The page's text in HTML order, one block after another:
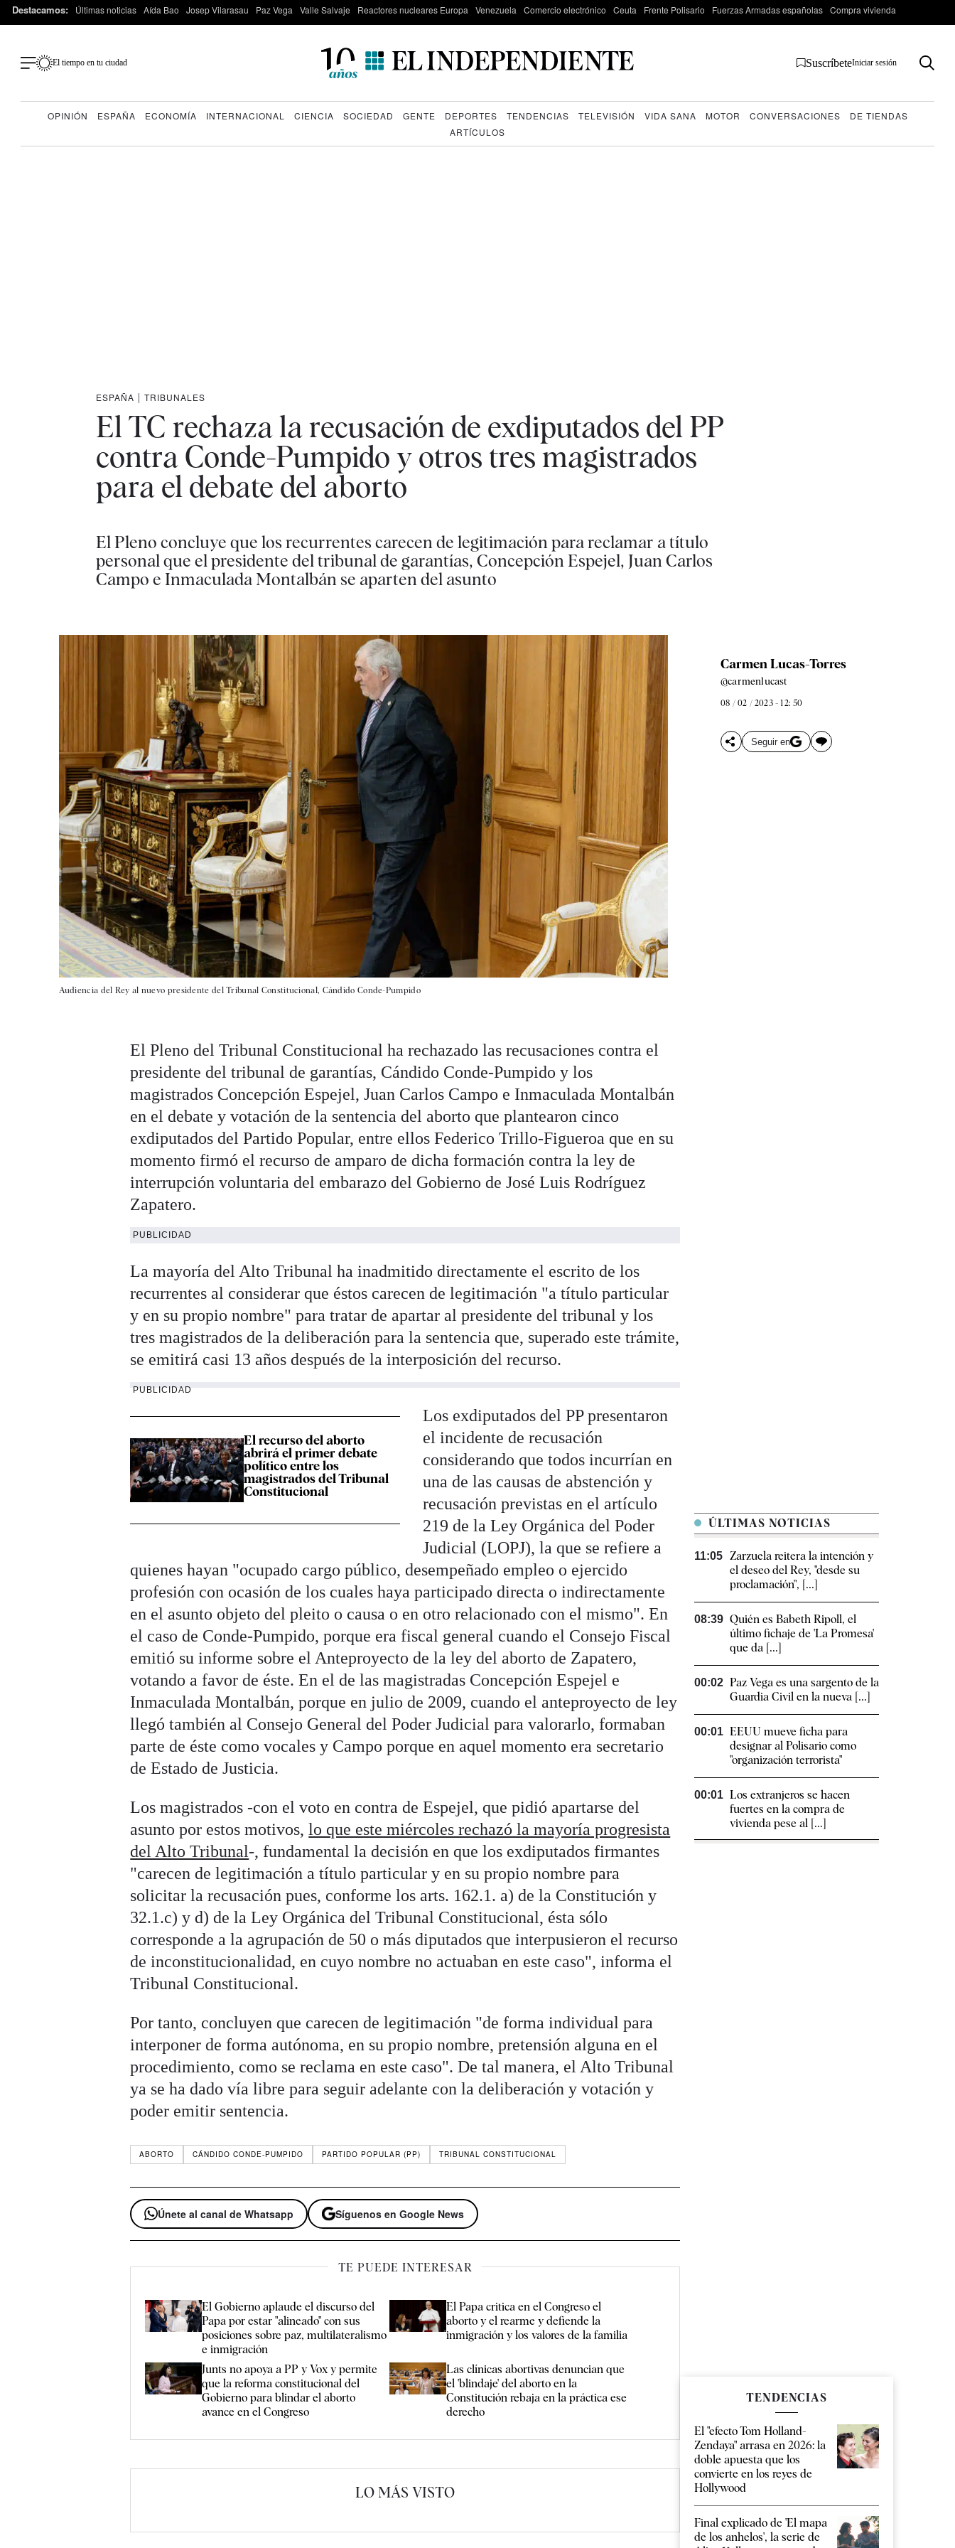
Destacamos: Últimas noticias Aída Bao Josep Vilarasau Paz Vega Valle Salvaje Reactores nucleares Europa Venezuela Comercio electrónico Ceuta Frente Polisario Fuerzas Armadas españolas Compra vivienda
El tiempo en tu ciudad SuscríbeteIniciar sesión
OPINIÓN ESPAÑA ECONOMÍA INTERNACIONAL CIENCIA SOCIEDAD GENTE DEPORTES TENDENCIAS TELEVISIÓN VIDA SANA MOTOR CONVERSACIONES
DE TIENDAS
ARTÍCULOS
ESPAÑA | TRIBUNALES
El TC rechaza la recusación de exdiputados del PP
contra Conde-Pumpido y otros tres magistrados
para el debate del aborto
El Pleno concluye que los recurrentes carecen de legitimación para reclamar a título
personal que el presidente del tribunal de garantías, Concepción Espejel, Juan Carlos
Campo e Inmaculada Montalbán se aparten del asunto
Audiencia del Rey al nuevo presidente del Tribunal Constitucional, Cándido Conde-Pumpido
Carmen Lucas-Torres
@carmenlucast
08 / 02 / 2023 - 12: 50
Seguir en
El Pleno del Tribunal Constitucional ha rechazado las recusaciones contra el
presidente del tribunal de garantías, Cándido Conde-Pumpido y los
magistrados Concepción Espejel, Juan Carlos Campo e Inmaculada Montalbán
en el debate y votación de la sentencia del aborto que plantearon cinco
exdiputados del Partido Popular, entre ellos Federico Trillo-Figueroa que en su
momento firmó el recurso de amparo de dicha formación contra la ley de
interrupción voluntaria del embarazo del Gobierno de José Luis Rodríguez
Zapatero.
PUBLICIDAD
La mayoría del Alto Tribunal ha inadmitido directamente el escrito de los
recurrentes al considerar que éstos carecen de legitimación "a título particular
y en su propio nombre" para tratar de apartar al presidente del tribunal y los
tres magistrados de la deliberación para la sentencia que, superado este trámite,
se emitirá casi 13 años después de la interposición del recurso.
PUBLICIDAD
El recurso del aborto
abrirá el primer debate
político entre los
magistrados del Tribunal
Constitucional
Los exdiputados del PP presentaron
el incidente de recusación
considerando que todos incurrían en
una de las causas de abstención y
recusación previstas en el artículo
219 de la Ley Orgánica del Poder
Judicial (LOPJ), la que se refiere a
quienes hayan "ocupado cargo público, desempeñado empleo o ejercido
profesión con ocasión de los cuales haya participado directa o indirectamente
en el asunto objeto del pleito o causa o en otro relacionado con el mismo". En
el caso de Conde-Pumpido, porque era fiscal general cuando el Consejo Fiscal
emitió su informe sobre el Anteproyecto de la ley del aborto de Zapatero,
votando a favor de éste. En el de las magistradas Concepción Espejel e
Inmaculada Montalbán, porque en julio de 2009, cuando el anteproyecto de ley
llegó también al Consejo General del Poder Judicial para valorarlo, formaban
parte de éste como vocales y Campo porque en aquel momento era secretario
de Estado de Justicia.
Los magistrados -con el voto en contra de Espejel, que pidió apartarse del
asunto por estos motivos,lo que este miércoles rechazó la mayoría progresista
del Alto Tribunal-, fundamental la decisión en que los exdiputados firmantes
"carecen de legitimación a título particular y en su propio nombre para
solicitar la recusación pues, conforme los arts. 162.1. a) de la Constitución y
32.1.c) y d) de la Ley Orgánica del Tribunal Constitucional, ésta sólo
corresponde a la agrupación de 50 o más diputados que interpusieron el recurso
de inconstitucionalidad, en cuyo nombre no actuaban en este caso", informa el
Tribunal Constitucional.
Por tanto, concluyen que carecen de legitimación "de forma individual para
interponer de forma autónoma, en su propio nombre, pretensión alguna en el
procedimiento, como se reclama en este caso". De tal manera, el Alto Tribunal
ya se ha dado vía libre para seguir adelante con la deliberación y votación y
poder emitir sentencia.
ABORTO CÁNDIDO CONDE-PUMPIDO PARTIDO POPULAR (PP) TRIBUNAL CONSTITUCIONAL
Únete al canal de Whatsapp Síguenos en Google News
TE PUEDE INTERESAR
El Gobierno aplaude el discurso del
Papa por estar "alineado" con sus
posiciones sobre paz, multilateralismo
e inmigración
El Papa critica en el Congreso el
aborto y el rearme y defiende la
inmigración y los valores de la familia
Junts no apoya a PP y Vox y permite
que la reforma constitucional del
Gobierno para blindar el aborto
avance en el Congreso
Las clínicas abortivas denuncian que
el 'blindaje' del aborto en la
Constitución rebaja en la práctica ese
derecho
LO MÁS VISTO
ÚLTIMAS NOTICIAS
11:05 Zarzuela reitera la intención y
el deseo del Rey, "desde su
proclamación", [...]
08:39 Quién es Babeth Ripoll, el
último fichaje de 'La Promesa'
que da [...]
00:02 Paz Vega es una sargento de la
Guardia Civil en la nueva [...]
00:01 EEUU mueve ficha para
designar al Polisario como
"organización terrorista"
00:01 Los extranjeros se hacen
fuertes en la compra de
vivienda pese al [...]
TENDENCIAS
El "efecto Tom Holland-
Zendaya" arrasa en 2026: la
doble apuesta que los
convierte en los reyes de
Hollywood
Final explicado de 'El mapa
de los anhelos', la serie de